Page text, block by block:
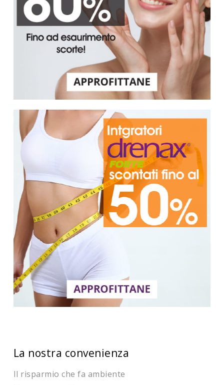
La nostra convenienza
Il risparmio che fa ambiente